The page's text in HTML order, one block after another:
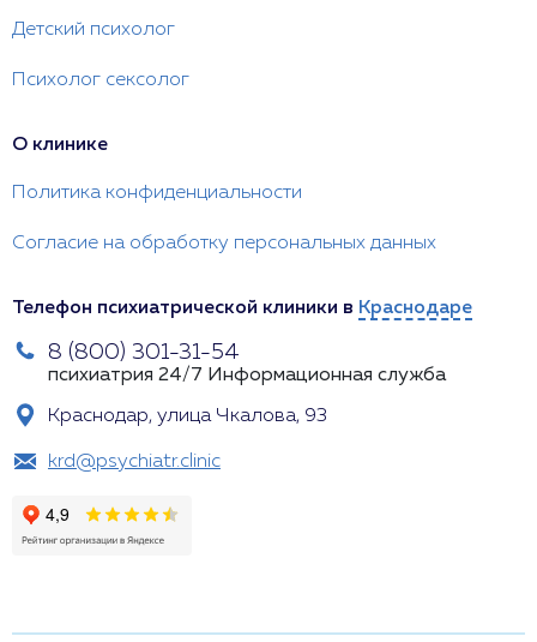
Детский психолог
Психолог сексолог
О клинике
Политика конфиденциальности
Согласие на обработку персональных данных
Телефон психиатрической клиники в Краснодаре
8 (800) 301-31-54
психиатрия 24/7 Информационная служба
Краснодар, улица Чкалова, 93
krd@psychiatr.clinic